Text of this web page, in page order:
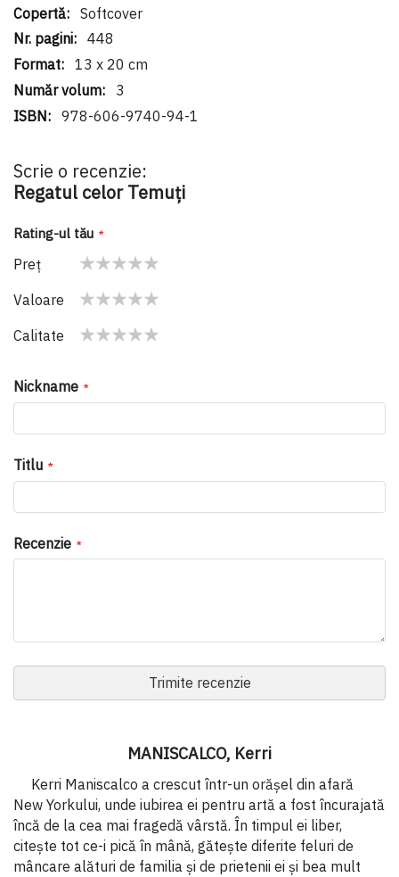
Softcover
448
13 x 20 cm
3
978-606-9740-94-1
Scrie o recenzie:
Regatul celor Temuți
Rating-ul tău
Preţ
star
stars
stars
stars
stars
Valoare
star
stars
stars
stars
stars
Calitate
Nickname
Titlu
Recenzie
Trimite recenzie
MANISCALCO, Kerri
Kerri Maniscalco a crescut într-un orășel din afară
New Yorkului, unde iubirea ei pentru artă a fost încurajată
încă de la cea mai fragedă vârstă. În timpul ei liber,
citește tot ce-i pică în mână, gătește diferite feluri de
mâncare alături de familia și de prietenii ei și bea mult